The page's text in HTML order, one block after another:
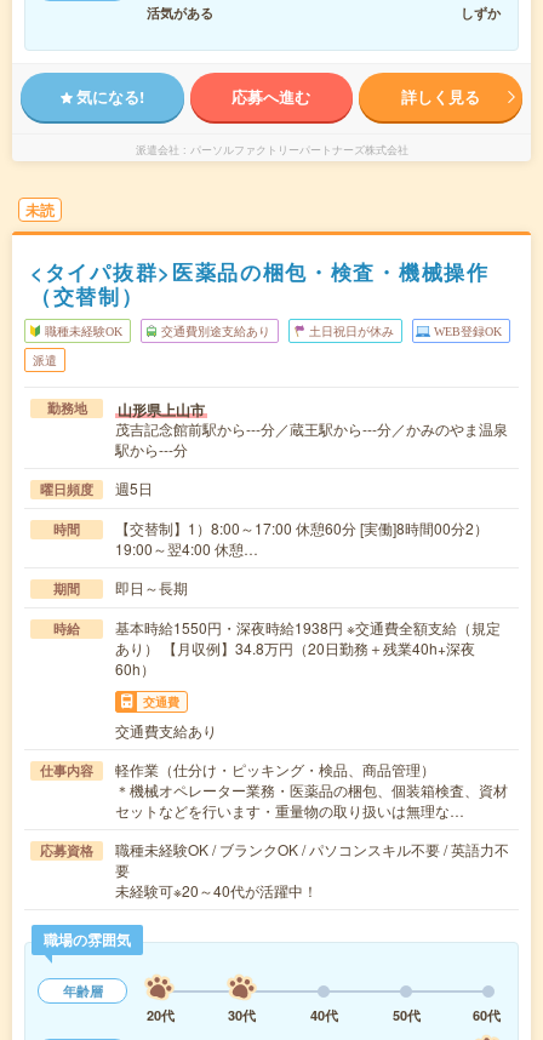
活気がある
しずか
気になる! 応募へ進む 詳しく見る
派遣会社 パーソルファクトリーパートナーズ株式会社
未読
<タイパ抜群>医薬品の梱包・検査・機械操作
（交替制）
職種未経験OK 交通費別途支給あり 土日祝日が休み WEB登録OK
派遣
勤務地 山形県上山市
茂吉記念館前駅から---分／蔵王駅から---分／かみのやま温泉
駅から---分
曜日頻度 週5日
時間
【交替制】1）8:00～17:00 休憩60分 [実働]8時間00分2）
19:00～翌4:00 休憩…
期間 即日～長期
時給
基本時給1550円・深夜時給1938円 ※交通費全額支給（規定
あり） 【月収例】34.8万円（20日勤務＋残業40h+深夜
60h）
交通費
交通費支給あり
仕事内容
軽作業（仕分け・ピッキング・検品、商品管理）
＊機械オペレーター業務・医薬品の梱包、個装箱検査、資材
セットなどを行います・重量物の取り扱いは無理な…
応募資格
職種未経験OK / ブランクOK / パソコンスキル不要 / 英語力不
要
未経験可※20～40代が活躍中！
職場の雰囲気
年齢層
20代
30代 40代 50代
60代